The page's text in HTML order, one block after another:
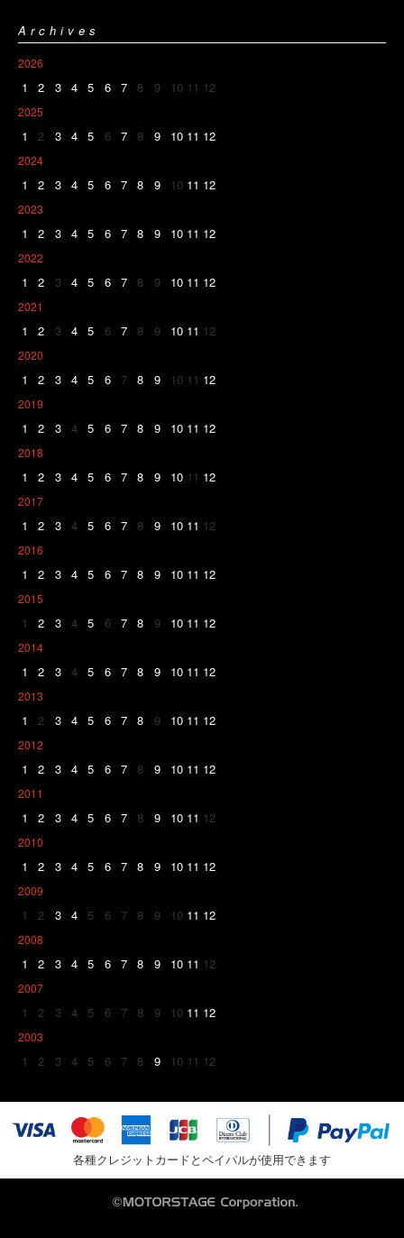
Archives
2026
1 2 3 4 5 6 7 8 9 10 11 12
2025
1 2 3 4 5 6 7 8 9 10 11 12
2024
1 2 3 4 5 6 7 8 9 10 11 12
2023
1 2 3 4 5 6 7 8 9 10 11 12
2022
1 2 3 4 5 6 7 8 9 10 11 12
2021
1 2 3 4 5 6 7 8 9 10 11 12
2020
1 2 3 4 5 6 7 8 9 10 11 12
2019
1 2 3 4 5 6 7 8 9 10 11 12
2018
1 2 3 4 5 6 7 8 9 10 11 12
2017
1 2 3 4 5 6 7 8 9 10 11 12
2016
1 2 3 4 5 6 7 8 9 10 11 12
2015
1 2 3 4 5 6 7 8 9 10 11 12
2014
1 2 3 4 5 6 7 8 9 10 11 12
2013
1 2 3 4 5 6 7 8 9 10 11 12
2012
1 2 3 4 5 6 7 8 9 10 11 12
2011
1 2 3 4 5 6 7 8 9 10 11 12
2010
1 2 3 4 5 6 7 8 9 10 11 12
2009
1 2 3 4 5 6 7 8 9 10 11 12
2008
1 2 3 4 5 6 7 8 9 10 11 12
2007
1 2 3 4 5 6 7 8 9 10 11 12
2003
1 2 3 4 5 6 7 8 9 10 11 12
各種クレジットカードとペイパルが使用できます